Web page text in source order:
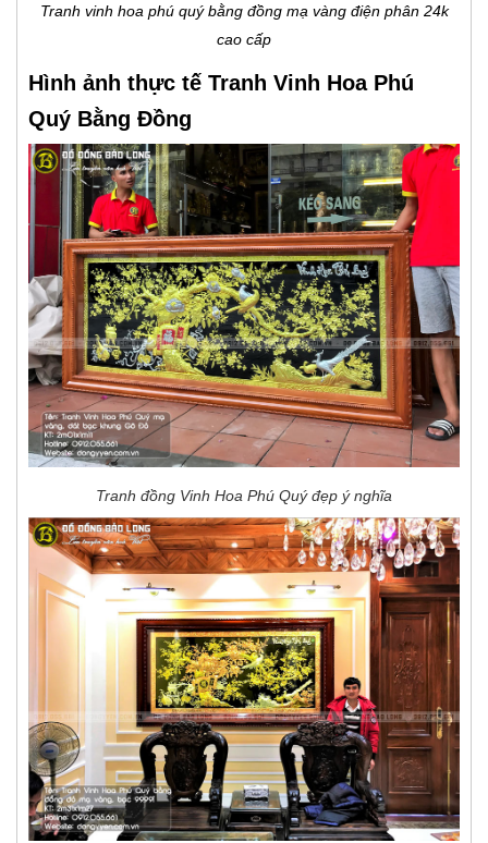
Tranh vinh hoa phú quý bằng đồng mạ vàng điện phân 24k
cao cấp
Hình ảnh thực tế Tranh Vinh Hoa Phú
Quý Bằng Đồng
Tranh đồng Vinh Hoa Phú Quý đẹp ý nghĩa